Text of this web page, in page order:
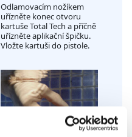
Odlamovacím nožíkem
uřízněte konec otvoru
kartuše Total Tech a příčně
uřízněte aplikační špičku.
Vložte kartuši do pistole.